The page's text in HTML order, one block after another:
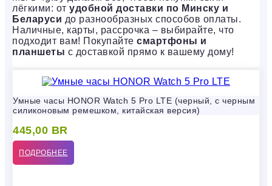
лёгкими: от удобной доставки по Минску и
Беларуси до разнообразных способов оплаты.
Наличные, карты, рассрочка – выбирайте, что
подходит вам! Покупайте смартфоны и
планшеты с доставкой прямо к вашему дому!
Умные часы HONOR Watch 5 Pro LTE (черный, с черным
силиконовым ремешком, китайская версия)
445,00 BR
ПОДРОБНЕЕ